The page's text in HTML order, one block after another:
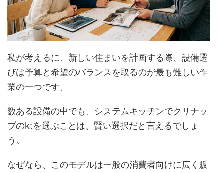
私が考えるに、新しい住まいを計画する際、設備選
びは予算と希望のバランスを取るのが最も難しい作
業の一つです。
数ある設備の中でも、システムキッチンでクリナッ
プのktを選ぶことは、賢い選択だと言えるでしょ
う。
なぜなら、このモデルは一般の消費者向けに広く販